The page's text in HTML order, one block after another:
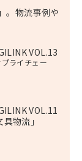
。物流事例や
VOL.13
プライチェー
VOL.11
具物流」